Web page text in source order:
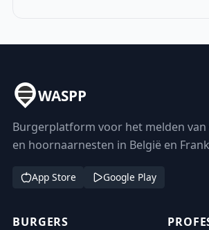
WASPP
Burgerplatform voor het melden van
en hoornaarnesten in België en
App Store Google Play
BURGERS